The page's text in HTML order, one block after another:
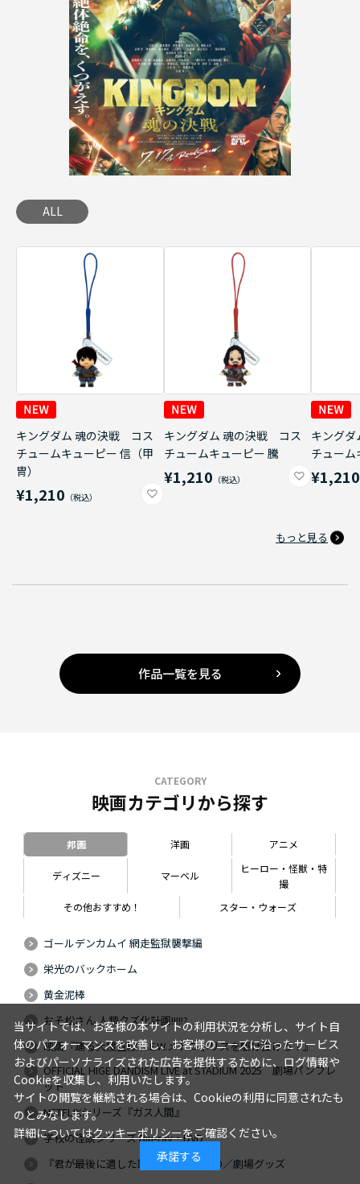
ALL
キングダム 魂の決戦 コス
チュームキューピー 信（甲
冑）
¥1,210
キングダム 魂の決戦 コス
チュームキューピー 騰
¥1,210
キング
チューム
¥1,210
もっと見る
作品一覧を見る
CATEGORY
映画カテゴリから探す
邦画 洋画 アニメ
ディズニー マーベル
ヒーロー・怪獣・特
撮
その他おすすめ！
スター・ウォーズ
ゴールデンカムイ 網走監獄襲撃編
栄光のバックホーム
黄金泥棒
おそ松さん 人類クズ化計画!!!!!?
映画『踊る大捜査線 N.E.W.メトロポリスを駆け抜けろ！』
OFFICIAL HIGE DANDISM LIVE at STADIUM 2025 劇場パンフレ
ット
NETFLIXシリーズ『ガス人間』
学校の怪談シリーズ Blu-ray・DVD
『君が最後に遺した歌』Blu-ray・DVD／劇場グッズ
当サイトでは、お客様の本サイトの利用状況を分析し、サイト自
体のパフォーマンスを改善し、お客様のニーズに沿ったサービス
およびパーソナライズされた広告を提供するために、ログ情報や
Cookieを収集し、利用いたします。
サイトの閲覧を継続される場合は、Cookieの利用に同意されたも
のとみなします。
詳細についてはクッキーポリシーをご確認ください。
承諾する